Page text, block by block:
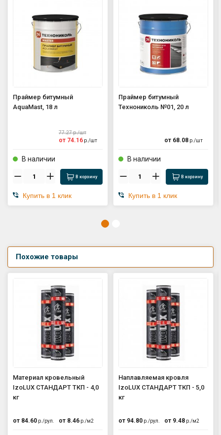
Праймер битумный
AquaMast, 18 л
77.27р./шт
от 74.16 р./шт
В наличии
В корзину
Купить в 1 клик
Праймер битумный
Технониколь №01, 20 л
от 68.08 р./шт
В наличии
В корзину
Купить в 1 клик
Похожие товары
Материал кровельный
IzoLUX СТАНДАРТ ТКП - 4,0
кг
от 84.60 р./рул. от 8.46 р./м2
Наплавляемая кровля
IzoLUX СТАНДАРТ ТКП - 5,0
кг
от 94.80 р./рул. от 9.48 р./м2